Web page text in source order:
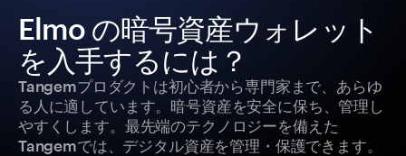
Elmo の暗号資産ウォレット
を入手するには？
Tangemプロダクトは初心者から専門家まで、あらゆ
る人に適しています。暗号資産を安全に保ち、管理し
やすくします。最先端のテクノロジーを備えた
Tangemでは、デジタル資産を管理・保護できます。